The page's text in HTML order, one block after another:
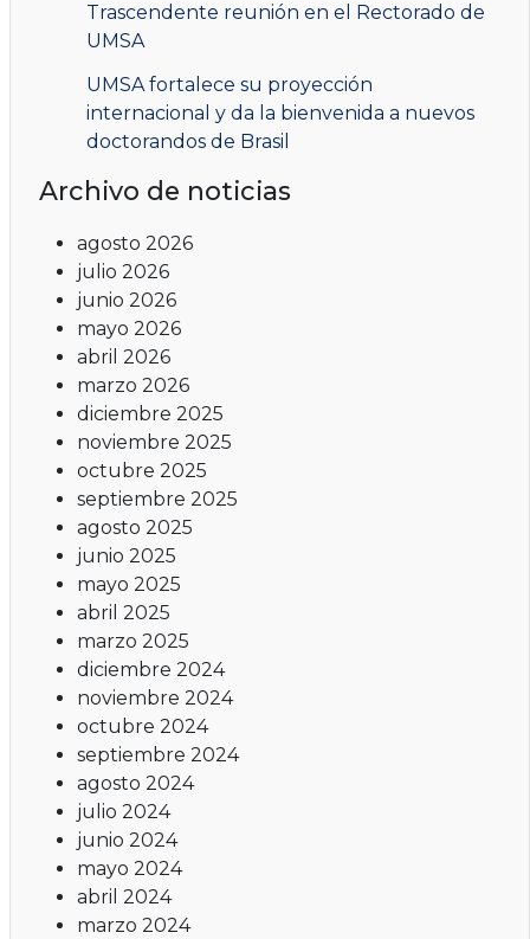
Trascendente reunión en el Rectorado de
UMSA
UMSA fortalece su proyección
internacional y da la bienvenida a nuevos
doctorandos de Brasil
Archivo de noticias
agosto 2026
julio 2026
junio 2026
mayo 2026
abril 2026
marzo 2026
diciembre 2025
noviembre 2025
octubre 2025
septiembre 2025
agosto 2025
junio 2025
mayo 2025
abril 2025
marzo 2025
diciembre 2024
noviembre 2024
octubre 2024
septiembre 2024
agosto 2024
julio 2024
junio 2024
mayo 2024
abril 2024
marzo 2024